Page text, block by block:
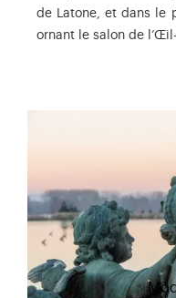
de Latone, et dans le
ornant le salon de